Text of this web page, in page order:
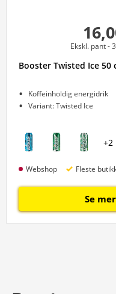
Ekskl. pant-
Booster Twisted Ice 50
Koffeinholdig energidrik
Variant: Twisted Ice
+2
Webshop Fleste
Se